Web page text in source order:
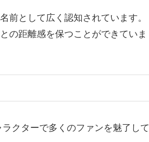
前として広く認知されています。
の距離感を保つことができていま
クターで多くのファンを魅了して